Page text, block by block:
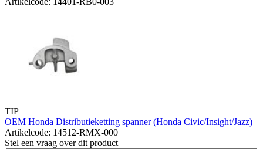
TIP
OEM Honda Distributieketting spanner (Honda Civic/Insight/Jazz)
Artikelcode: 14512-RMX-000
Stel een vraag over dit product